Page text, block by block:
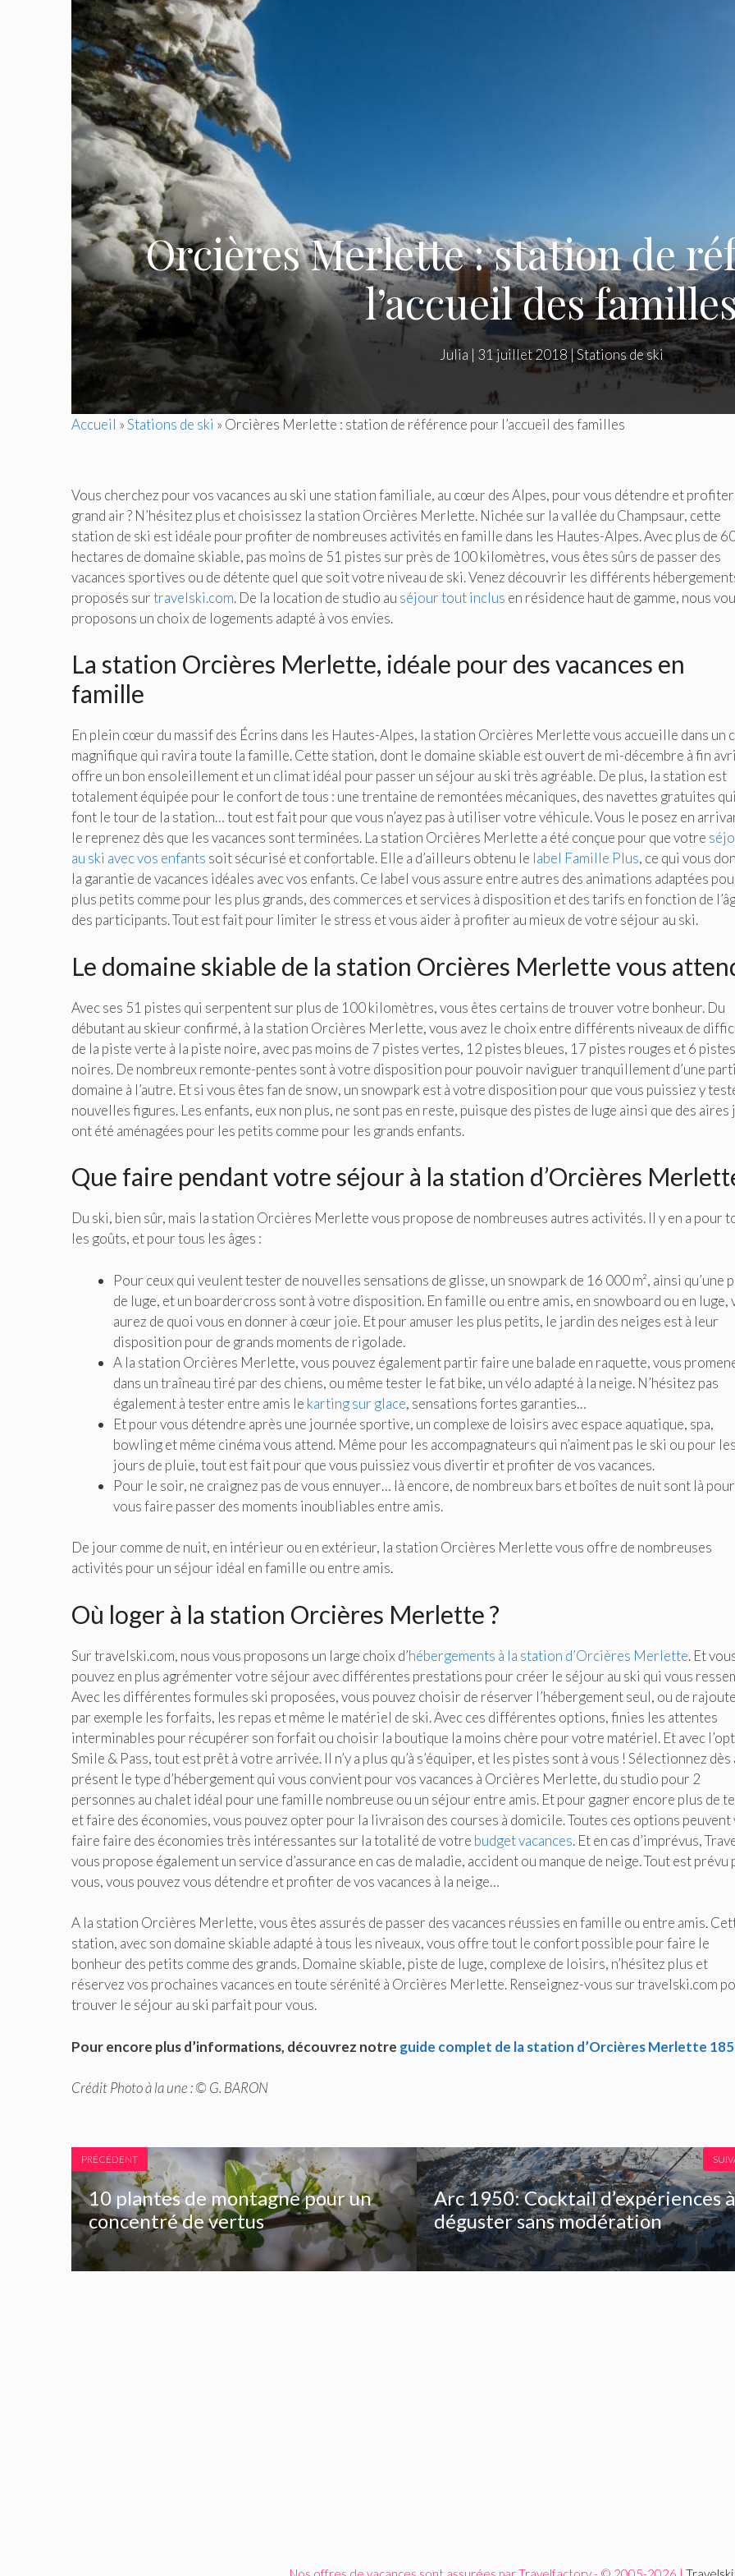
Orcières Merlette : station de
l’accueil des
Julia | 31 juillet 2018|Stations de ski
Accueil »Stations de ski » Orcières Merlette : station de référence pour l’accueil des familles
Vous cherchez pour vos vacances au ski une station familiale, au cœur des Alpes, pour vous détendre et
grand air ? N’hésitez plus et choisissez la station Orcières Merlette. Nichée sur la vallée du Champsaur, cette
station de ski est idéale pour profiter de nombreuses activités en famille dans les Hautes-Alpes. Avec plus de
hectares de domaine skiable, pas moins de 51 pistes sur près de 100 kilomètres, vous êtes sûrs de passer des
vacances sportives ou de détente quel que soit votre niveau de ski. Venez découvrir les différents
proposés surtravelski.com. De la location de studio au séjour tout inclus en résidence haut de gamme, nous
proposons un choix de logements adapté à vos envies.
La station Orcières Merlette, idéale pour des vacances en
famille
En plein cœur du massif des Écrins dans les Hautes-Alpes, la station Orcières Merlette vous accueille dans un
magnifique qui ravira toute la famille. Cette station, dont le domaine skiable est ouvert de mi-décembre à fin
offre un bon ensoleillement et un climat idéal pour passer un séjour au ski très agréable. De plus, la station est
totalement équipée pour le confort de tous : une trentaine de remontées mécaniques, des navettes gratuites qui
font le tour de la station… tout est fait pour que vous n’ayez pas à utiliser votre véhicule. Vous le posez en
le reprenez dès que les vacances sont terminées. La station Orcières Merlette a été conçue pour que votre
au ski avec vos enfants soit sécurisé et confortable. Elle a d’ailleurs obtenu le label Famille Plus, ce qui vous
la garantie de vacances idéales avec vos enfants. Ce label vous assure entre autres des animations adaptées
plus petits comme pour les plus grands, des commerces et services à disposition et des tarifs en fonction de
des participants. Tout est fait pour limiter le stress et vous aider à profiter au mieux de votre séjour au ski.
Le domaine skiable de la station Orcières Merlette vous
Avec ses 51 pistes qui serpentent sur plus de 100 kilomètres, vous êtes certains de trouver votre bonheur. Du
débutant au skieur confirmé, à la station Orcières Merlette, vous avez le choix entre différents niveaux de
de la piste verte à la piste noire, avec pas moins de 7 pistes vertes, 12 pistes bleues, 17 pistes rouges et 6 pistes
noires. De nombreux remonte-pentes sont à votre disposition pour pouvoir naviguer tranquillement d’une
domaine à l’autre. Et si vous êtes fan de snow, un snowpark est à votre disposition pour que vous puissiez y
nouvelles figures. Les enfants, eux non plus, ne sont pas en reste, puisque des pistes de luge ainsi que des aires
ont été aménagées pour les petits comme pour les grands enfants.
Que faire pendant votre séjour à la station d’Orcières
Du ski, bien sûr, mais la station Orcières Merlette vous propose de nombreuses autres activités. Il y en a pour
les goûts, et pour tous les âges :
Pour ceux qui veulent tester de nouvelles sensations de glisse, un snowpark de 16 000 m², ainsi qu’une
de luge, et un boardercross sont à votre disposition. En famille ou entre amis, en snowboard ou en luge,
aurez de quoi vous en donner à cœur joie. Et pour amuser les plus petits, le jardin des neiges est à leur
disposition pour de grands moments de rigolade.
A la station Orcières Merlette, vous pouvez également partir faire une balade en raquette, vous
dans un traîneau tiré par des chiens, ou même tester le fat bike, un vélo adapté à la neige. N’hésitez pas
également à tester entre amis le karting sur glace, sensations fortes garanties…
Et pour vous détendre après une journée sportive, un complexe de loisirs avec espace aquatique, spa,
bowling et même cinéma vous attend. Même pour les accompagnateurs qui n’aiment pas le ski ou pour les
jours de pluie, tout est fait pour que vous puissiez vous divertir et profiter de vos vacances.
Pour le soir, ne craignez pas de vous ennuyer… là encore, de nombreux bars et boîtes de nuit sont là pour
vous faire passer des moments inoubliables entre amis.
De jour comme de nuit, en intérieur ou en extérieur, la station Orcières Merlette vous offre de nombreuses
activités pour un séjour idéal en famille ou entre amis.
Où loger à la station Orcières Merlette ?
Sur travelski.com, nous vous proposons un large choix d’hébergements à la station d’Orcières Merlette. Et
pouvez en plus agrémenter votre séjour avec différentes prestations pour créer le séjour au ski qui vous
Avec les différentes formules ski proposées, vous pouvez choisir de réserver l’hébergement seul, ou de
par exemple les forfaits, les repas et même le matériel de ski. Avec ces différentes options, finies les attentes
interminables pour récupérer son forfait ou choisir la boutique la moins chère pour votre matériel. Et avec
Smile & Pass, tout est prêt à votre arrivée. Il n’y a plus qu’à s’équiper, et les pistes sont à vous ! Sélectionnez dès
présent le type d’hébergement qui vous convient pour vos vacances à Orcières Merlette, du studio pour 2
personnes au chalet idéal pour une famille nombreuse ou un séjour entre amis. Et pour gagner encore plus de
et faire des économies, vous pouvez opter pour la livraison des courses à domicile. Toutes ces options peuvent
faire faire des économies très intéressantes sur la totalité de votre budget vacances. Et en cas d’imprévus,
vous propose également un service d’assurance en cas de maladie, accident ou manque de neige. Tout est prévu
vous, vous pouvez vous détendre et profiter de vos vacances à la neige…
A la station Orcières Merlette, vous êtes assurés de passer des vacances réussies en famille ou entre amis.
station, avec son domaine skiable adapté à tous les niveaux, vous offre tout le confort possible pour faire le
bonheur des petits comme des grands. Domaine skiable, piste de luge, complexe de loisirs, n’hésitez plus et
réservez vos prochaines vacances en toute sérénité à Orcières Merlette. Renseignez-vous sur travelski.com
trouver le séjour au ski parfait pour vous.
Pour encore plus d’informations, découvrez notre guide complet de la station d’Orcières Merlette
Crédit Photo à la une :©G. BARON
PRÉCÉDENT
10 plantes de montagne pour un
concentré de vertus
Arc 1950: Cocktail d’expériences à
déguster sans modération